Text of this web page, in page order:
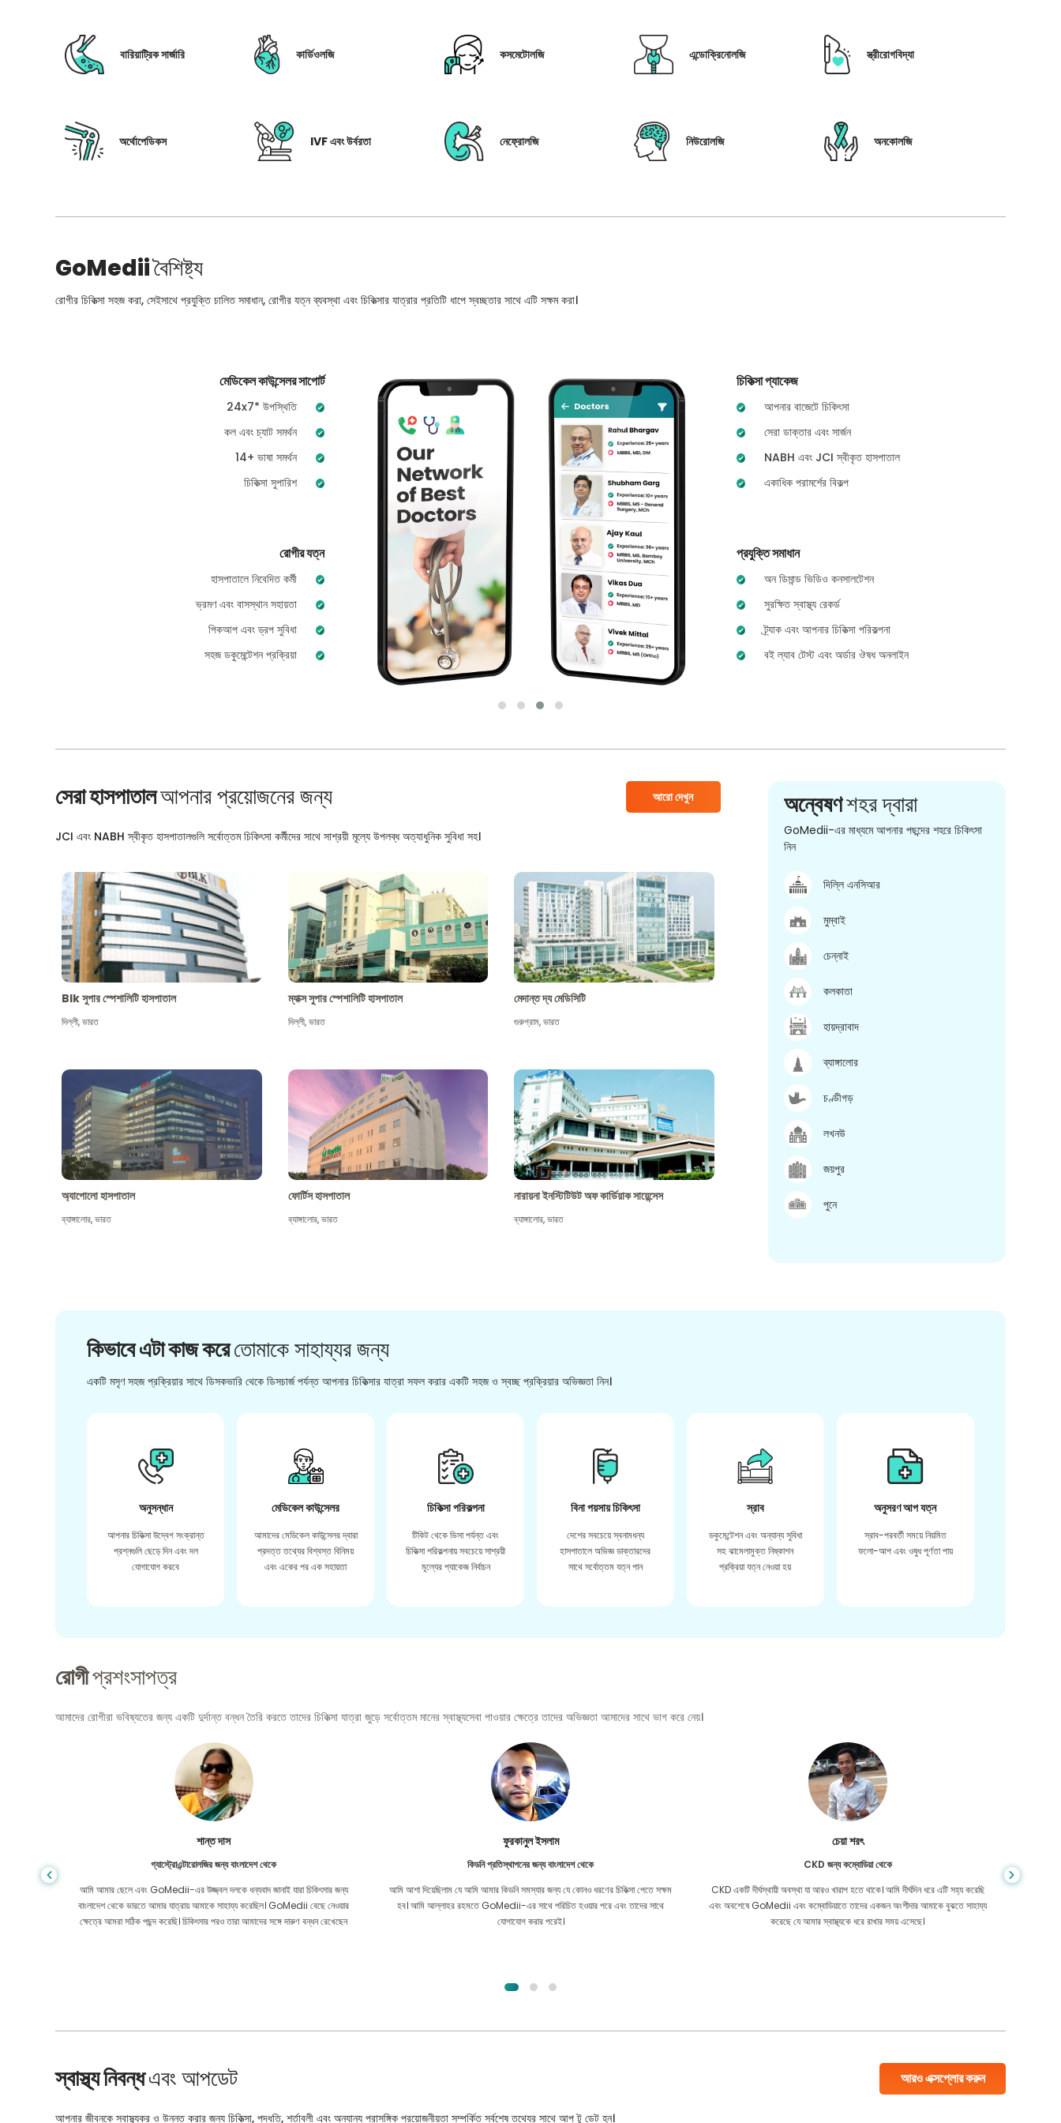
বারিয়াট্রিক সার্জারি কার্ডিওলজি কসমেটোলজি এন্ডোক্রিনোলজি স্ত্রীরোগবিদ্যা
অর্থোপেডিকস IVF এবং উর্বরতা নেফ্রোলজি নিউরোলজি অনকোলজি
GoMediiবৈশিষ্ট্য
রোগীর চিকিত্সা সহজ করা, সেইসাথে প্রযুক্তি চালিত সমাধান, রোগীর যত্ন ব্যবস্থা এবং চিকিত্সার যাত্রার প্রতিটি ধাপে স্বচ্ছতার সাথে এটি সক্ষম করা।
মেডিকেল কাউন্সেলর সাপোর্ট
24x7* উপস্থিতি
কল এবং চ্যাট সমর্থন
14+ ভাষা সমর্থন
চিকিত্সা সুপারিশ
রোগীর যত্ন
হাসপাতালে নিবেদিত কর্মী
ভ্রমণ এবং বাসস্থান সহায়তা
পিকআপ এবং ড্রপ সুবিধা
সহজ ডকুমেন্টেশন প্রক্রিয়া
চিকিত্সা প্যাকেজ
আপনার বাজেটে চিকিৎসা
সেরা ডাক্তার এবং সার্জন
NABH এবং JCI স্বীকৃত হাসপাতাল
একাধিক পরামর্শের বিকল্প
প্রযুক্তি সমাধান
অন ডিমান্ড ভিডিও কনসালটেশন
সুরক্ষিত স্বাস্থ্য রেকর্ড
ট্র্যাক এবং আপনার চিকিত্সা পরিকল্পনা
বই ল্যাব টেস্ট এবং অর্ডার ঔষধ অনলাইন
সেরা হাসপাতালআপনার প্রয়োজনের জন্য আরো দেখুন
JCI এবং NABH স্বীকৃত হাসপাতালগুলি সর্বোত্তম চিকিৎসা কর্মীদের সাথে সাশ্রয়ী মূল্যে উপলব্ধ অত্যাধুনিক সুবিধা সহ।
Blk সুপার স্পেশালিটি হাসপাতাল
দিল্লী,ভারত
ম্যাক্স সুপার স্পেশালিটি হাসপাতাল
দিল্লী,ভারত
মেদান্ত দ্য মেডিসিটি
গুরুগ্রাম,ভারত
অ্যাপোলো হাসপাতাল
ব্যাঙ্গালোর,ভারত
ফোর্টিস হাসপাতাল
ব্যাঙ্গালোর,ভারত
নারায়না ইনস্টিটিউট অফ কার্ডিয়াক সায়েন্সেস
ব্যাঙ্গালোর,ভারত
অন্বেষণশহর দ্বারা
GoMedii-এর মাধ্যমে আপনার পছন্দের শহরে চিকিৎসা
নিন
দিল্লি এনসিআর
মুম্বাই
চেন্নাই
কলকাতা
হায়দ্রাবাদ
ব্যাঙ্গালোর
চণ্ডীগড়
লখনউ
জয়পুর
পুনে
কিভাবে এটা কাজ করেতোমাকে সাহায্যর জন্য
একটি মসৃণ সহজ প্রক্রিয়ার সাথে ডিসকভারি থেকে ডিসচার্জ পর্যন্ত আপনার চিকিত্সার যাত্রা সফল করার একটি সহজ ও স্বচ্ছ প্রক্রিয়ার অভিজ্ঞতা নিন।
অনুসন্ধান
আপনার চিকিত্সা উদ্বেগ সংক্রান্ত
প্রশ্নগুলি ছেড়ে দিন এবং দল
যোগাযোগ করবে
মেডিকেল কাউন্সেলর
আমাদের মেডিকেল কাউন্সেলর দ্বারা
প্রদত্ত তথ্যের বিশ্বস্ত বিনিময়
এবং একের পর এক সহায়তা
চিকিত্সা পরিকল্পনা
টিকিট থেকে ভিসা পর্যন্ত এবং
চিকিত্সা পরিকল্পনায় সবচেয়ে সাশ্রয়ী
মূল্যের প্যাকেজ নির্বাচন
বিনা পয়সায় চিকিৎসা
দেশের সবচেয়ে স্বনামধন্য
হাসপাতালে অভিজ্ঞ ডাক্তারদের
সাথে সর্বোত্তম যত্ন পান
স্রাব
ডকুমেন্টেশন এবং অন্যান্য সুবিধা
সহ ঝামেলামুক্ত নিষ্কাশন
প্রক্রিয়া যত্ন নেওয়া হয়
অনুসরণ আপ যত্ন
স্রাব-পরবর্তী সময়ে নিয়মিত
ফলো-আপ এবং ওষুধ পূর্ণতা পায়
রোগীপ্রশংসাপত্র
আমাদের রোগীরা ভবিষ্যতের জন্য একটি দুর্দান্ত বন্ধন তৈরি করতে তাদের চিকিত্সা যাত্রা জুড়ে সর্বোত্তম মানের স্বাস্থ্যসেবা পাওয়ার ক্ষেত্রে তাদের অভিজ্ঞতা আমাদের সাথে ভাগ করে নেয়।
শান্ত দাস
গ্যাস্ট্রোএন্টারোলজির জন্য বাংলাদেশ থেকে
আমি আমার ছেলে এবং GoMedii-এর উজ্জ্বল দলকে ধন্যবাদ জানাই যারা চিকিৎসার জন্য
বাংলাদেশ থেকে ভারতে আমার যাত্রায় আমাকে সাহায্য করেছিল। GoMedii বেছে নেওয়ার
ক্ষেত্রে আমরা সঠিক পছন্দ করেছি। চিকিৎসার পরও তারা আমাদের সঙ্গে দারুণ বন্ধন রেখেছেন
ফুরকানুল ইসলাম
কিডনি প্রতিস্থাপনের জন্য বাংলাদেশ থেকে
আমি আশা দিয়েছিলাম যে আমি আমার কিডনি সমস্যার জন্য যে কোনও ধরণের চিকিত্সা পেতে সক্ষম
হব। আমি আল্লাহর রহমতে GoMedii-এর সাথে পরিচিত হওয়ার পরে এবং তাদের সাথে
যোগাযোগ করার পরেই।
চেয়া শরৎ
CKD জন্য কম্বোডিয়া থেকে
CKD একটি দীর্ঘস্থায়ী অবস্থা যা আরও খারাপ হতে থাকে। আমি দীর্ঘদিন ধরে এটি সহ্য করেছি
এবং অবশেষে GoMedii এবং কম্বোডিয়াতে তাদের একজন অংশীদার আমাকে বুঝতে সাহায্য
করেছে যে আমার স্বাস্থ্যকে ধরে রাখার সময় এসেছে।
স্বাস্থ্য নিবন্ধএবং আপডেট আরও এক্সপ্লোর করুন
আপনার জীবনকে স্বাস্থ্যকর ও উন্নত করার জন্য চিকিত্সা, পদ্ধতি, শর্তাবলী এবং অন্যান্য প্রাসঙ্গিক প্রয়োজনীয়তা সম্পর্কিত সর্বশেষ তথ্যের সাথে আপ টু ডেট হন।